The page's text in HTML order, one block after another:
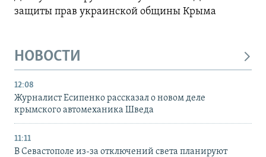
защиты прав украинской общины Крыма
НОВОСТИ
12:08
Журналист Есипенко рассказал о новом деле
крымского автомеханика Шведа
11:11
В Севастополе из-за отключений света планируют